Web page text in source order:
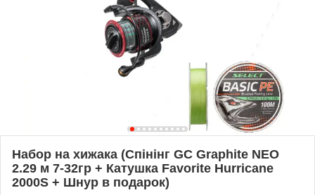
Набор на хижака (Спінінг GC Graphite NEO
2.29 м 7-32гр + Катушка Favorite Hurricane
2000S + Шнур в подарок)